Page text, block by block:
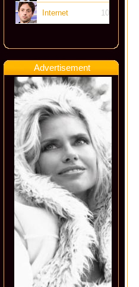
Internet 10
Advertisement